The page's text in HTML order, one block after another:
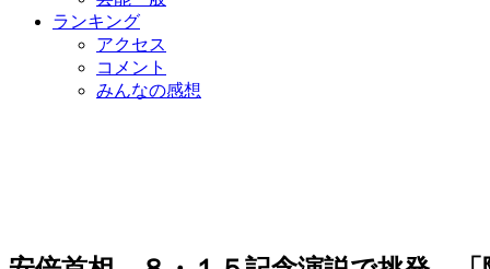
ランキング
アクセス
コメント
みんなの感想